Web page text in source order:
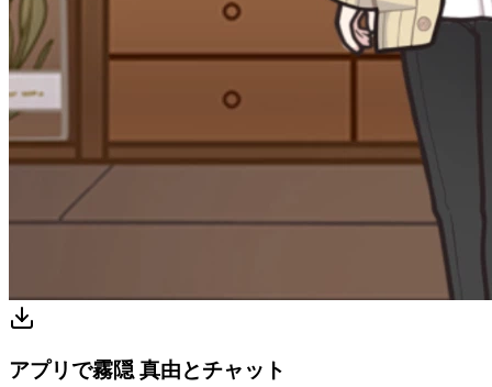
アプリで霧隠 真由とチャット